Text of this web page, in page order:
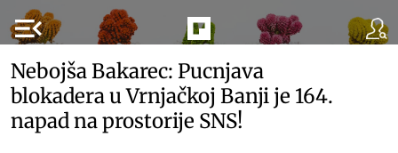
menu_open
Nebojša Bakarec: Pucnjava
blokadera u Vrnjačkoj Banji je 164.
napad na prostorije SNS!